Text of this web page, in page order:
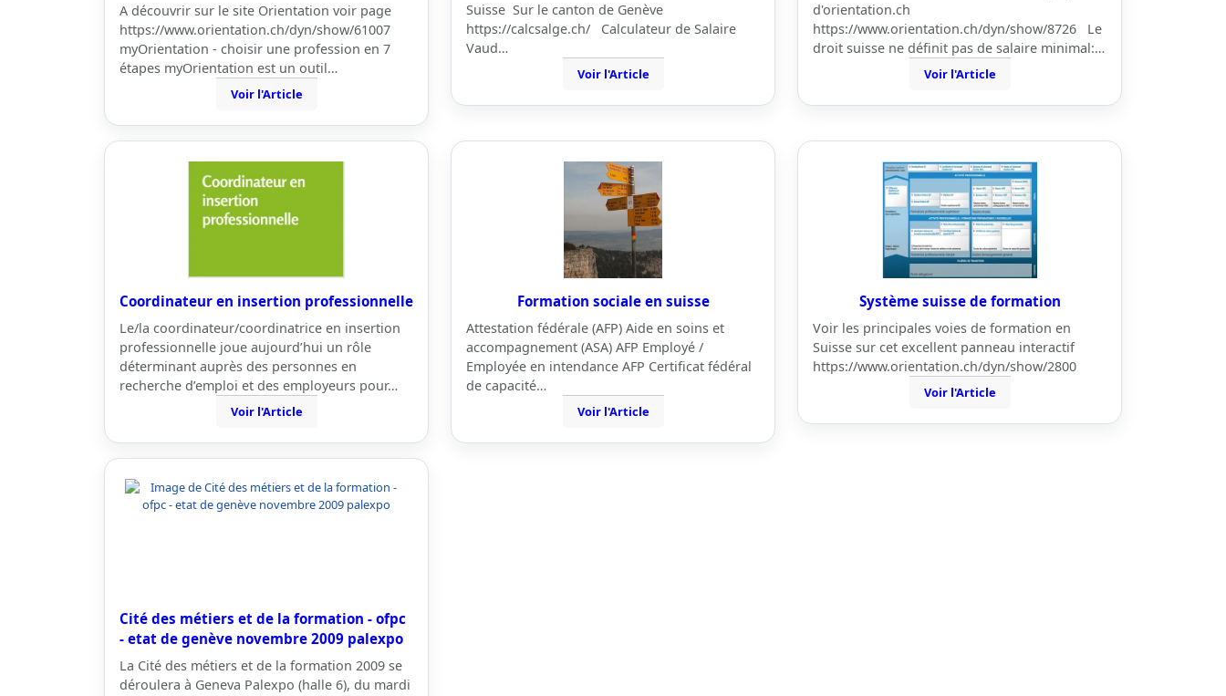
A découvrir sur le site Orientation voir page
https://www.orientation.ch/dyn/show/61007
myOrientation - choisir une profession en 7
étapes myOrientation est un outil…
Voir l'Article
Suisse Sur le canton de Genève
https://calcsalge.ch/ Calculateur de Salaire
Vaud…
Voir l'Article
d'orientation.ch
https://www.orientation.ch/dyn/show/8726 Le
droit suisse ne définit pas de salaire minimal:…
Voir l'Article
Coordinateur en insertion professionnelle
Le/la coordinateur/coordinatrice en insertion
professionnelle joue aujourd’hui un rôle
déterminant auprès des personnes en
recherche d’emploi et des employeurs pour…
Voir l'Article
Formation sociale en suisse
Attestation fédérale (AFP) Aide en soins et
accompagnement (ASA) AFP Employé /
Employée en intendance AFP Certificat fédéral
de capacité…
Voir l'Article
Système suisse de formation
Voir les principales voies de formation en
Suisse sur cet excellent panneau interactif
https://www.orientation.ch/dyn/show/2800
Voir l'Article
Cité des métiers et de la formation - ofpc
- etat de genève novembre 2009 palexpo
La Cité des métiers et de la formation 2009 se
déroulera à Geneva Palexpo (halle 6), du mardi